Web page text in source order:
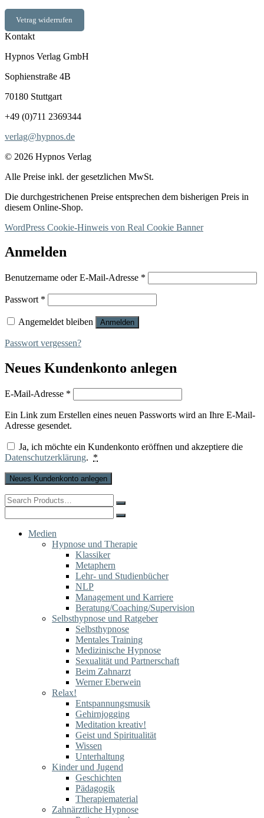
Vetrag widerrufen
Kontakt
Hypnos Verlag GmbH
Sophienstraße 4B
70180 Stuttgart
+49 (0)711 2369344
verlag@hypnos.de
© 2026 Hypnos Verlag
Alle Preise inkl. der gesetzlichen MwSt.
Die durchgestrichenen Preise entsprechen dem bisherigen Preis in
diesem Online-Shop.
WordPress Cookie-Hinweis von Real Cookie Banner
Anmelden
Benutzername oder E-Mail-Adresse *
Passwort *
Angemeldet bleiben Anmelden
Passwort vergessen?
Neues Kundenkonto anlegen
E-Mail-Adresse *
Ein Link zum Erstellen eines neuen Passworts wird an Ihre E-Mail-
Adresse gesendet.
Ja, ich möchte ein Kundenkonto eröffnen und akzeptiere die
Datenschutzerklärung. *
Neues Kundenkonto anlegen
Search
for:
for:
Medien
Hypnose und Therapie
Klassiker
Metaphern
Lehr- und Studienbücher
NLP
Management und Karriere
Beratung/Coaching/Supervision
Selbsthypnose und Ratgeber
Selbsthypnose
Mentales Training
Medizinische Hypnose
Sexualität und Partnerschaft
Beim Zahnarzt
Werner Eberwein
Relax!
Entspannungsmusik
Gehirnjogging
Meditation kreativ!
Geist und Spiritualität
Wissen
Unterhaltung
Kinder und Jugend
Geschichten
Pädagogik
Therapiematerial
Zahnärztliche Hypnose